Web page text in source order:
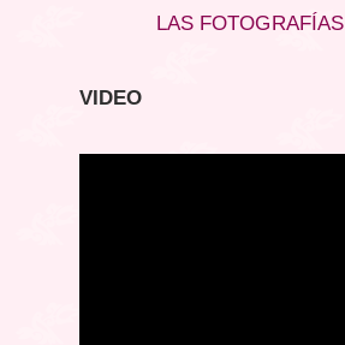
LAS FOTOGRAFÍAS
VIDEO